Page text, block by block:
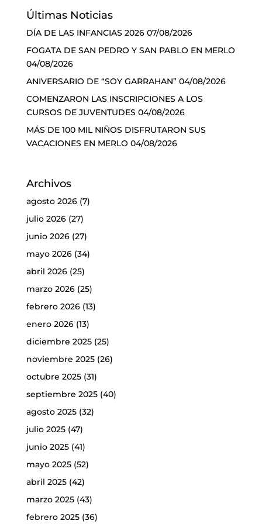
Últimas Noticias
DÍA DE LAS INFANCIAS 2026 07/08/2026
FOGATA DE SAN PEDRO Y SAN PABLO EN MERLO
04/08/2026
ANIVERSARIO DE “SOY GARRAHAN” 04/08/2026
COMENZARON LAS INSCRIPCIONES A LOS
CURSOS DE JUVENTUDES 04/08/2026
MÁS DE 100 MIL NIÑOS DISFRUTARON SUS
VACACIONES EN MERLO 04/08/2026
Archivos
agosto 2026(7)
julio 2026(27)
junio 2026(27)
mayo 2026(34)
abril 2026(25)
marzo 2026(25)
febrero 2026(13)
enero 2026(13)
diciembre 2025(25)
noviembre 2025(26)
octubre 2025(31)
septiembre 2025(40)
agosto 2025(32)
julio 2025(47)
junio 2025(41)
mayo 2025(52)
abril 2025(42)
marzo 2025(43)
febrero 2025(36)